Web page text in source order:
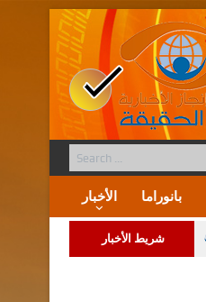
الأخبار بانوراما
شريط الأخبار